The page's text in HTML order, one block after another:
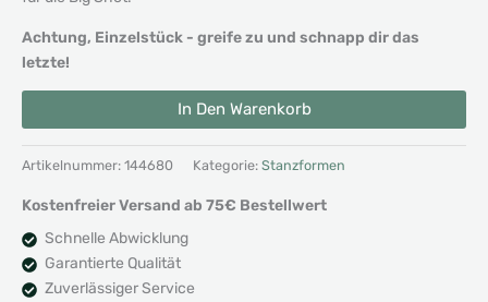
Achtung, Einzelstück - greife zu und schnapp dir das
letzte!
Framelits
Menge
In Den Warenkorb
Alternative:
Artikelnummer: 144680 Kategorie: Stanzformen
Kostenfreier Versand ab 75€ Bestellwert
Schnelle Abwicklung
Garantierte Qualität
Zuverlässiger Service